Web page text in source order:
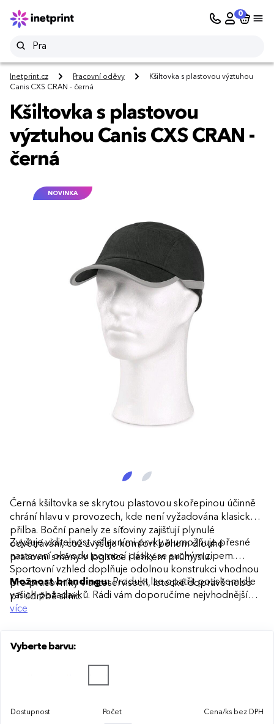
0
Inetprint.cz Pracovní oděvy
Kšiltovka s plastovou výztuhou
Canis CXS CRAN - černá
Kšiltovka s plastovou
výztuhou Canis CXS CRAN -
černá
NOVINKA
Černá kšiltovka se skrytou plastovou skořepinou účinně
chrání hlavu v provozech, kde není vyžadována klasická
přilba. Boční panely ze síťoviny zajišťují plynulé
odvětrávání, což zvyšuje komfort během dlouhé
pracovní směny v logistice i lehkém průmyslu.
Zvyšuje viditelnost reflexními prvky a umožňuje přesné
nastavení obvodu pomocí pásky se suchým zipem.
Sportovní vzhled doplňuje odolnou konstrukci vhodnou
pro pracovníky v autoservisech, letecké dopravě nebo
při údržbě silnic.
Možnost brandingu:Produkt lze opatřit potiskem dle
vašich požadavků. Rádi vám doporučíme nejvhodnější
technologii potisku s ohledem na design i váš rozpočet.
více
Vyberte barvu:
Dostupnost Počet Cena/ks bez DPH